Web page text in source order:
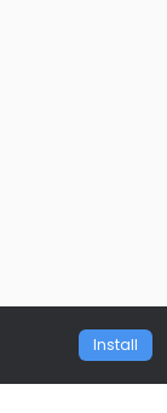
Install